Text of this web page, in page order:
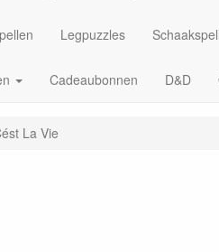
Legpuzzles
Cadeaubonnen D&D
La Vie